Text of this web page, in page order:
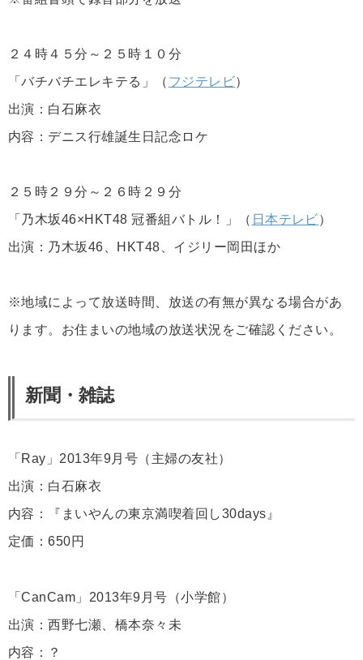
２４時４５分～２５時１０分
「バチバチエレキテる」（ フジテレビ）
出演：白石麻衣
内容：デニス行雄誕生日記念ロケ
２５時２９分～２６時２９分
「乃木坂46×HKT48 冠番組バトル！」（ 日本テレビ）
出演：乃木坂46、HKT48、イジリー岡田ほか
※地域によって放送時間、放送の有無が異なる場合があ
ります。お住まいの地域の放送状況をご確認ください。
新聞・雑誌
「Ray」2013年9月号（主婦の友社）
出演：白石麻衣
内容：『まいやんの東京満喫着回し30days』
定価：650円
「CanCam」2013年9月号（小学館）
出演：西野七瀬、橋本奈々未
内容：？